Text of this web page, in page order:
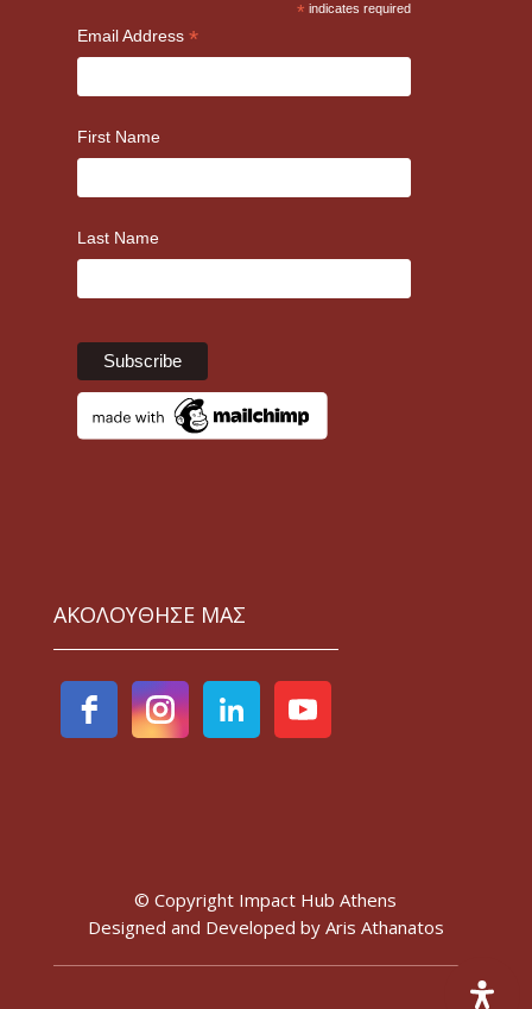
* indicates required
Email Address *
First Name
Last Name
ΑΚΟΛΟΥΘΗΣΕ ΜΑΣ
© Copyright Impact Hub Athens
Designed and Developed by Aris Athanatos